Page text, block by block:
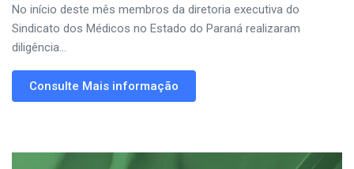
No início deste mês membros da diretoria executiva do
Sindicato dos Médicos no Estado do Paraná realizaram
diligência...
Consulte Mais informação